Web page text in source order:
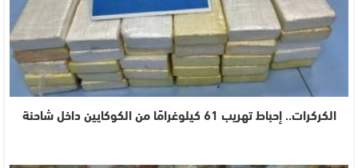
الكركرات.. إحباط تهريب 61 كيلوغرامًا من الكوكايين داخل شاحنة